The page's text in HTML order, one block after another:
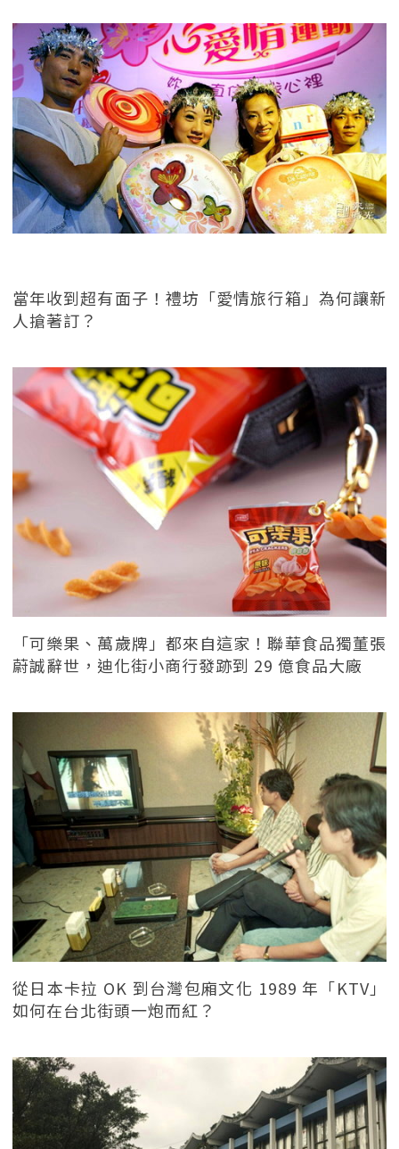
當年收到超有面子！禮坊「愛情旅行箱」為何讓新
人搶著訂？
「可樂果、萬歲牌」都來自這家！聯華食品獨董張
蔚誠辭世，迪化街小商行發跡到 29 億食品大廠
從日本卡拉 OK 到台灣包廂文化 1989 年「KTV」
如何在台北街頭一炮而紅？